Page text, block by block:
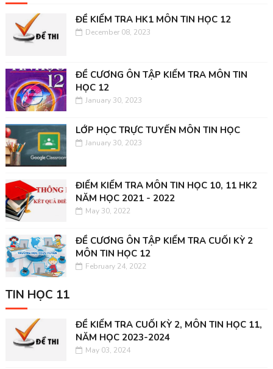
ĐỀ KIỂM TRA HK1 MÔN TIN HỌC 12
December 08, 2023
ĐỀ CƯƠNG ÔN TẬP KIỂM TRA MÔN TIN
HỌC 12
January 30, 2023
LỚP HỌC TRỰC TUYẾN MÔN TIN HỌC
January 30, 2023
ĐIỂM KIỂM TRA MÔN TIN HỌC 10, 11 HK2
NĂM HỌC 2021 - 2022
May 30, 2022
ĐỀ CƯƠNG ÔN TẬP KIỂM TRA CUỐI KỲ 2
MÔN TIN HỌC 12
February 24, 2022
TIN HỌC 11
ĐỀ KIỂM TRA CUỐI KỲ 2, MÔN TIN HỌC 11,
NĂM HỌC 2023-2024
May 03, 2024